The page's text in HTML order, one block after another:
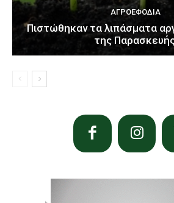
ΑΓΡΟΕΦΌΔΙΑ
Πιστώθηκαν τα λιπάσματα
της